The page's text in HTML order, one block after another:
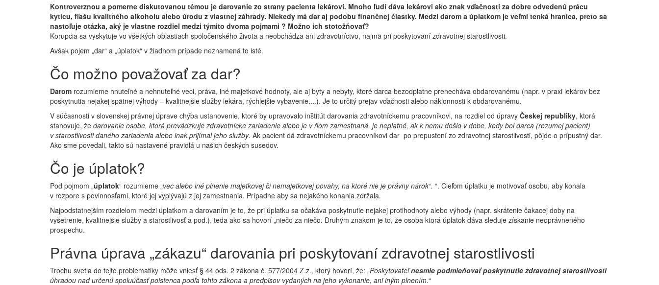
Kontroverznou a pomerne diskutovanou témou je darovanie zo strany pacienta lekárovi. Mnoho ľudí dáva lekárovi ako znak vďačnosti za dobre odvedenú prácu
kyticu, fľašu kvalitného alkoholu alebo úrodu z vlastnej záhrady. Niekedy má dar aj podobu finančnej čiastky. Medzi darom a úplatkom je veľmi tenká hranica, preto sa
nastoľuje otázka, aký je vlastne rozdiel medzi týmito dvoma pojmami ? Možno ich stotožňovať?
Korupcia sa vyskytuje vo všetkých oblastiach spoločenského života a neobchádza ani zdravotníctvo, najmä pri poskytovaní zdravotnej starostlivosti.
Avšak pojem „dar“ a „úplatok“ v žiadnom prípade neznamená to isté.
Čo možno považovať za dar?
Darom rozumieme hnuteľné a nehnuteľné veci, práva, iné majetkové hodnoty, ale aj byty a nebyty, ktoré darca bezodplatne prenecháva obdarovanému (napr. v praxi lekárov bez
poskytnutia nejakej spätnej výhody – kvalitnejšie služby lekára, rýchlejšie vybavenie....). Je to určitý prejav vďačnosti alebo náklonnosti k obdarovanému.
V súčasnosti v slovenskej právnej úprave chýba ustanovenie, ktoré by upravovalo inštitút darovania zdravotníckemu pracovníkovi, na rozdiel od úpravy Českej republiky, ktorá
stanovuje, že darovanie osobe, ktorá prevádzkuje zdravotnícke zariadenie alebo je v ňom zamestnaná, je neplatné, ak k nemu došlo v dobe, kedy bol darca (rozumej pacient)
v starostlivosti daného zariadenia alebo inak prijímal jeho služby. Ak pacient dá zdravotníckemu pracovníkovi dar po prepustení zo zdravotnej starostlivosti, pôjde o prípustný dar.
Ako sme povedali, takto sú nastavené pravidlá u našich českých susedov.
Čo je úplatok?
Pod pojmom „úplatok“ rozumieme „vec alebo iné plnenie majetkovej či nemajetkovej povahy, na ktoré nie je právny nárok“. “. Cieľom úplatku je motivovať osobu, aby konala
v rozpore s povinnosťami, ktoré jej vyplývajú z jej zamestnania. Prípadne aby sa nejakého konania zdržala.
Najpodstatnejším rozdielom medzi úplatkom a darovaním je to, že pri úplatku sa očakáva poskytnutie nejakej protihodnoty alebo výhody (napr. skrátenie čakacej doby na
vyšetrenie, kvalitnejšie služby a starostlivosť a pod.), teda ako sa hovorí „niečo za niečo. Druhým znakom je to, že osoba ktorá úplatok dáva sleduje získanie neoprávneného
prospechu.
Právna úprava „zákazu“ darovania pri poskytovaní zdravotnej starostlivosti
Trochu svetla do tejto problematiky môže vniesť § 44 ods. 2 zákona č. 577/2004 Z.z., ktorý hovorí, že: „Poskytovateľnesmie podmieňovať poskytnutie zdravotnej starostlivosti
úhradou nad určenú spoluúčasť poistenca podľa tohto zákona a predpisov vydaných na jeho vykonanie, ani iným plnením.“